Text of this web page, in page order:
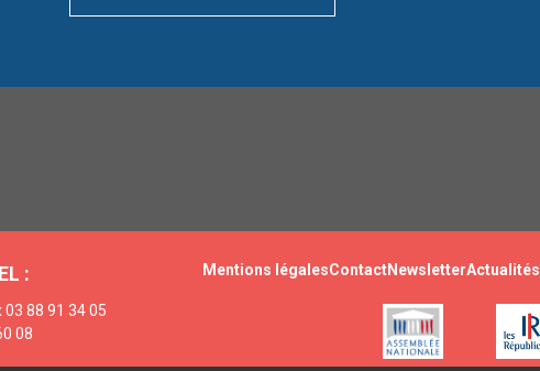
:
03 88 91 34 05
08
Mentions légalesContactNewsletterActualités